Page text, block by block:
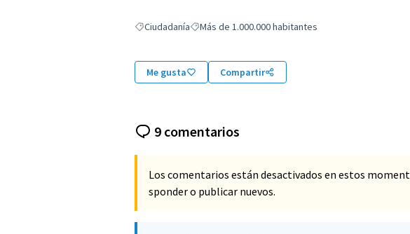
Resultados al filtrar por: Ciudadanía
CiudadaníaResultados al filtrar por: Más de 1.000.000 habitantes
Más de 1.000.000 habitantes
Me gusta Compartir
9 comentarios
Los comentarios están desactivados en estos
sponder o publicar nuevos.